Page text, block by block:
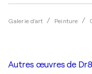
Galerie d'art Peinture
Autres œuvres de